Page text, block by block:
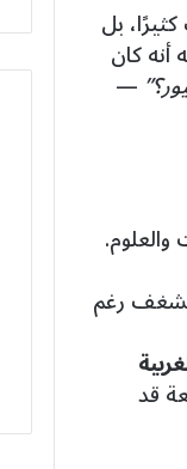
بل
كان
—
بشغف رغم
قد